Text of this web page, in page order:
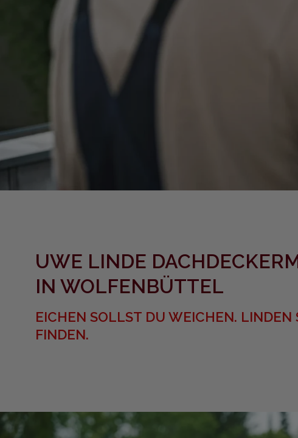
UWE LINDE
IN WOLFENBÜTTEL
EICHEN SOLLST DU WEICHEN. LINDEN
FINDEN.